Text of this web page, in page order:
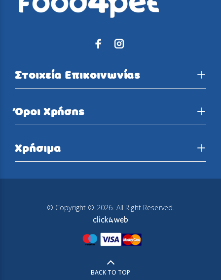
Στοιχεία Επικοινωνίας
Όροι Χρήσης
Χρήσιμα
© Copyright © 2026. All Right Reserved.
BACK TO TOP